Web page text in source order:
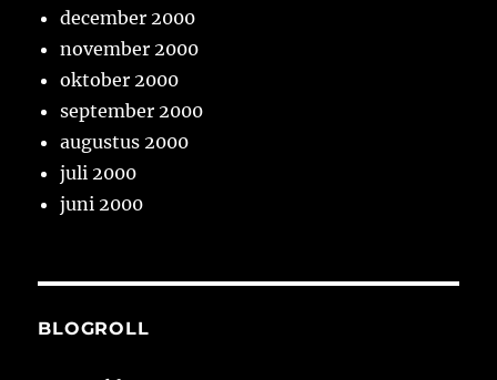
december 2000
november 2000
oktober 2000
september 2000
augustus 2000
juli 2000
juni 2000
BLOGROLL